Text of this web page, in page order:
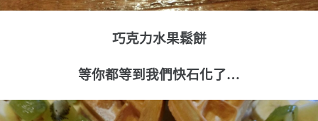
巧克力水果鬆餅
等你都等到我們快石化了…